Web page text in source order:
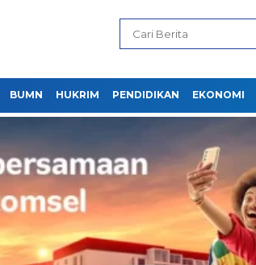
BUMN HUKRIM PENDIDIKAN EKONOMI